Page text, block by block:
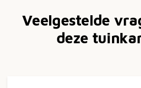
Veelgestelde
deze